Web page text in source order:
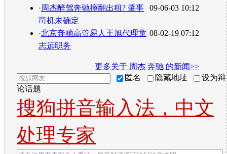
09-06-03 10:12
·周杰醉驾奔驰撞翻出租? 肇事
司机未确定
08-02-19 07:12
·北京奔驰高管易人王旭代理童
志远职务
更多关于 周杰 奔驰 的新闻>>
匿名 隐藏地址
设为辩
论话题
搜狗拼音输入法，中文
处理专家